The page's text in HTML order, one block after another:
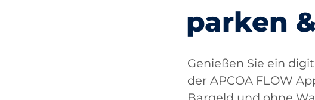
parken
Genießen Sie ein
der APCOA FLOW